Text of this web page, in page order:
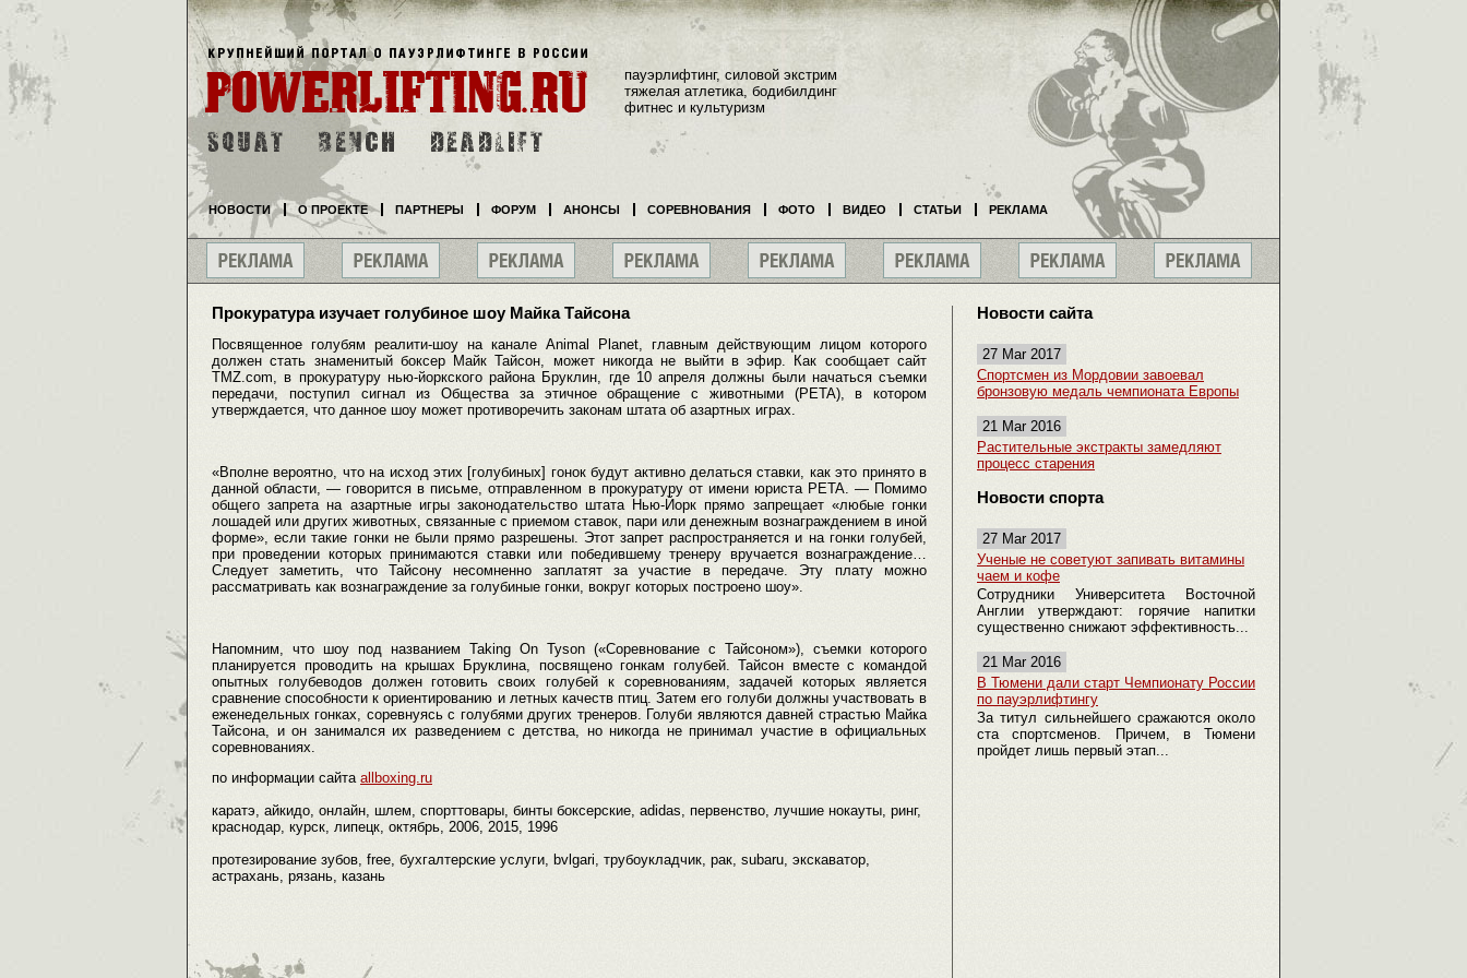
Прокуратура изучает голубиное шоу Майка Тайсона
Посвященное голубям реалити-шоу на канале Animal Planet, главным действующим лицом которого
должен стать знаменитый боксер Майк Тайсон, может никогда не выйти в эфир. Как сообщает сайт
TMZ.com, в прокуратуру нью-йоркского района Бруклин, где 10 апреля должны были начаться съемки
передачи, поступил сигнал из Общества за этичное обращение с животными (PETA), в котором
утверждается, что данное шоу может противоречить законам штата об азартных играх.
«Вполне вероятно, что на исход этих [голубиных] гонок будут активно делаться ставки, как это принято в
данной области, — говорится в письме, отправленном в прокуратуру от имени юриста PETA. — Помимо
общего запрета на азартные игры законодательство штата Нью-Йорк прямо запрещает «любые гонки
лошадей или других животных, связанные с приемом ставок, пари или денежным вознаграждением в иной
форме», если такие гонки не были прямо разрешены. Этот запрет распространяется и на гонки голубей,
при проведении которых принимаются ставки или победившему тренеру вручается вознаграждение…
Следует заметить, что Тайсону несомненно заплатят за участие в передаче. Эту плату можно
рассматривать как вознаграждение за голубиные гонки, вокруг которых построено шоу».
Напомним, что шоу под названием Taking On Tyson («Соревнование с Тайсоном»), съемки которого
планируется проводить на крышах Бруклина, посвящено гонкам голубей. Тайсон вместе с командой
опытных голубеводов должен готовить своих голубей к соревнованиям, задачей которых является
сравнение способности к ориентированию и летных качеств птиц. Затем его голуби должны участвовать в
еженедельных гонках, соревнуясь с голубями других тренеров. Голуби являются давней страстью Майка
Тайсона, и он занимался их разведением с детства, но никогда не принимал участие в официальных
соревнованиях.
по информации сайта allboxing.ru
каратэ, айкидо, онлайн, шлем, спорттовары, бинты боксерские, adidas, первенство, лучшие нокауты, ринг,
краснодар, курск, липецк, октябрь, 2006, 2015, 1996
протезирование зубов, free, бухгалтерские услуги, bvlgari, трубоукладчик, рак, subaru, экскаватор,
астрахань, рязань, казань
Новости сайта
27 Mar 2017
Спортсмен из Мордовии завоевал
бронзовую медаль чемпионата Европы
21 Mar 2016
Растительные экстракты замедляют
процесс старения
Новости спорта
27 Mar 2017
Ученые не советуют запивать витамины
чаем и кофе
Сотрудники Университета Восточной
Англии утверждают: горячие напитки
существенно снижают эффективность...
21 Mar 2016
В Тюмени дали старт Чемпионату России
по пауэрлифтингу
За титул сильнейшего сражаются около
ста спортсменов. Причем, в Тюмени
пройдет лишь первый этап...
пауэрлифтинг, силовой экстрим
тяжелая атлетика, бодибилдинг
фитнес и культуризм
НОВОСТИ О ПРОЕКТЕ ПАРТНЕРЫ ФОРУМ АНОНСЫ СОРЕВНОВАНИЯ ФОТО ВИДЕО СТАТЬИ РЕКЛАМА